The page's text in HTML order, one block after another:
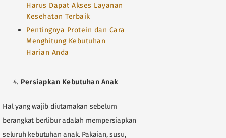
Harus Dapat Akses Layanan
Kesehatan Terbaik
Pentingnya Protein dan Cara
Menghitung Kebutuhan
Harian Anda
Persiapkan Kebutuhan Anak
Hal yang wajib diutamakan sebelum
berangkat berlibur adalah mempersiapkan
seluruh kebutuhan anak. Pakaian, susu,